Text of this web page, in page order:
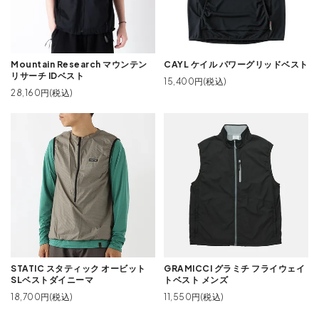
Mountain Research マウンテン
リサーチ IDベスト
28,160円(税込)
CAYL ケイル パワーグリッドベスト
15,400円(税込)
STATIC スタティック オービット
SLベストダイニーマ
18,700円(税込)
GRAMICCI グラミチ フライウェイ
トベスト メンズ
11,550円(税込)